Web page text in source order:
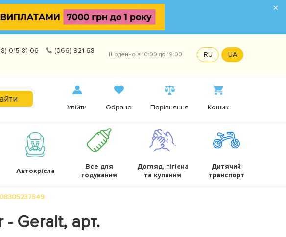
×
015 81 06
(066) 921 68
Щоденно з 10:00 до 19:00 RU UA
Увійти Обране Порівняння Кошик
Автокрісла
Все для
годування
Догляд, гігієна
та купання
Дитячий
транспорт
- Geralt, арт.